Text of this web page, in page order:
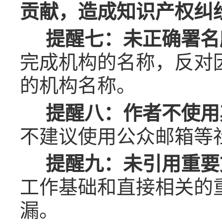
贡献，造成知识产权纠
提醒七：未正确署
完成机构的名称，反
的机构名称。
提醒八：作者不使
不建议使用公众邮箱
提醒九：未引用重
工作基础和直接相关
漏。